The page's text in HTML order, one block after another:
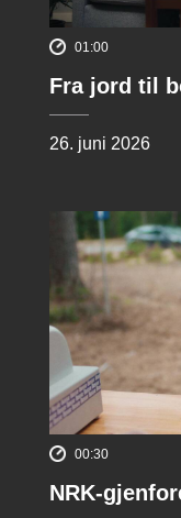
01:00
Fra jord til
26. juni 2026
00:30
NRK-